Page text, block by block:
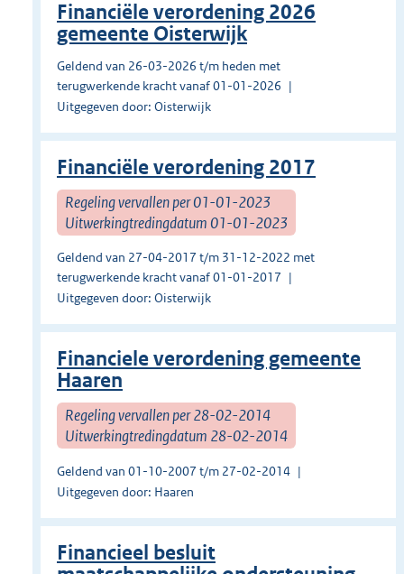
Financiële verordening 2026
gemeente Oisterwijk
Geldend van 26-03-2026 t/m heden met
terugwerkende kracht vanaf 01-01-2026
Uitgegeven door: Oisterwijk
Financiële verordening 2017
Regeling vervallen per 01-01-2023
Uitwerkingtredingdatum 01-01-2023
Geldend van 27-04-2017 t/m 31-12-2022 met
terugwerkende kracht vanaf 01-01-2017
Uitgegeven door: Oisterwijk
Financiele verordening gemeente
Haaren
Regeling vervallen per 28-02-2014
Uitwerkingtredingdatum 28-02-2014
Geldend van 01-10-2007 t/m 27-02-2014
Uitgegeven door: Haaren
Financieel besluit